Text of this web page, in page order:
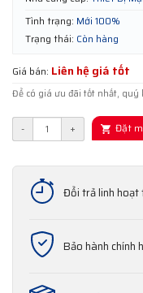
Tình trạng: Mới 100%
Trạng thái: Còn hàng
Giá bán: Liên hệ giá tốt
Để có giá ưu đãi tốt nhất, quý
- + Đặt
Đổi trả linh
Bảo hành chính